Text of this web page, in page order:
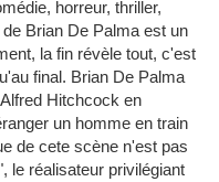
horreur, thriller,
Brian De Palma est un
la fin révèle tout, c'est
final. Brian De Palma
Hitchcock en
un homme en train
de cete scène n'est pas
le réalisateur privilégiant